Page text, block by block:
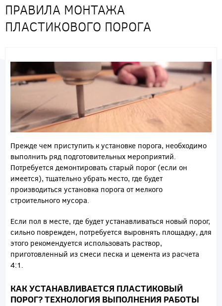
ПРАВИЛА МОНТАЖА
ПЛАСТИКОВОГО ПОРОГА
Прежде чем приступить к установке порога, необходимо
выполнить ряд подготовительных мероприятий.
Потребуется демонтировать старый порог (если он
имеется), тщательно убрать место, где будет
производиться установка порога от мелкого
строительного мусора.
Если пол в месте, где будет устанавливаться новый порог,
сильно поврежден, потребуется выровнять площадку, для
этого рекомендуется использовать раствор,
приготовленный из смеси песка и цемента из расчета
4:1.
КАК УСТАНАВЛИВАЕТСЯ ПЛАСТИКОВЫЙ
ПОРОГ? ТЕХНОЛОГИЯ ВЫПОЛНЕНИЯ РАБОТЫ